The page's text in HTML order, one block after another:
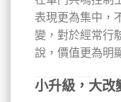
表現更為集中，
變，對於經常行
說，價值更為明
小升級，大改